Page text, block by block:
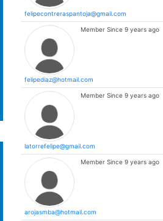
felipecontreraspantoja@gmail.com
felipediaz@hotmail.com
Member Since 9 years ago
latorrefelipe@gmail.com
Member Since 9 years ago
arojasmba@hotmail.com
Member Since 9 years ago